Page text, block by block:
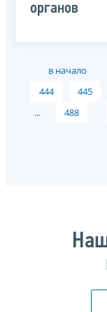
органов
в начало
444
445
...
488